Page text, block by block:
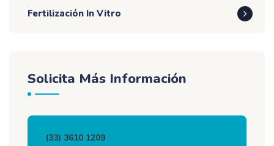
Fertilización In Vitro
Solicita Más Información
(33) 3610 1209